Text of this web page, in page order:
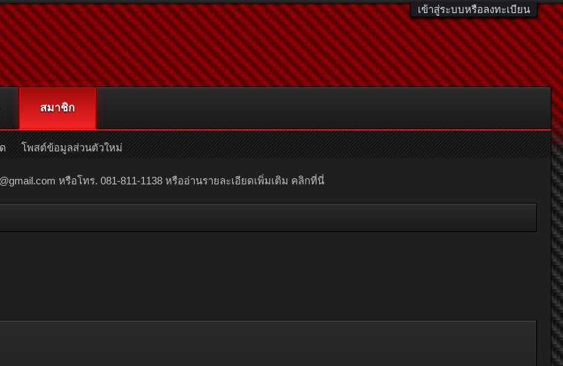
เข้าสู่ระบบหรือลงทะเบียน
หรือโทร. 081-811-1138 หรืออ่านรายละเอียดเพิ่มเติม คลิกที่นี่
สมาชิก
โพสต์ข้อมูลส่วนตัวใหม่